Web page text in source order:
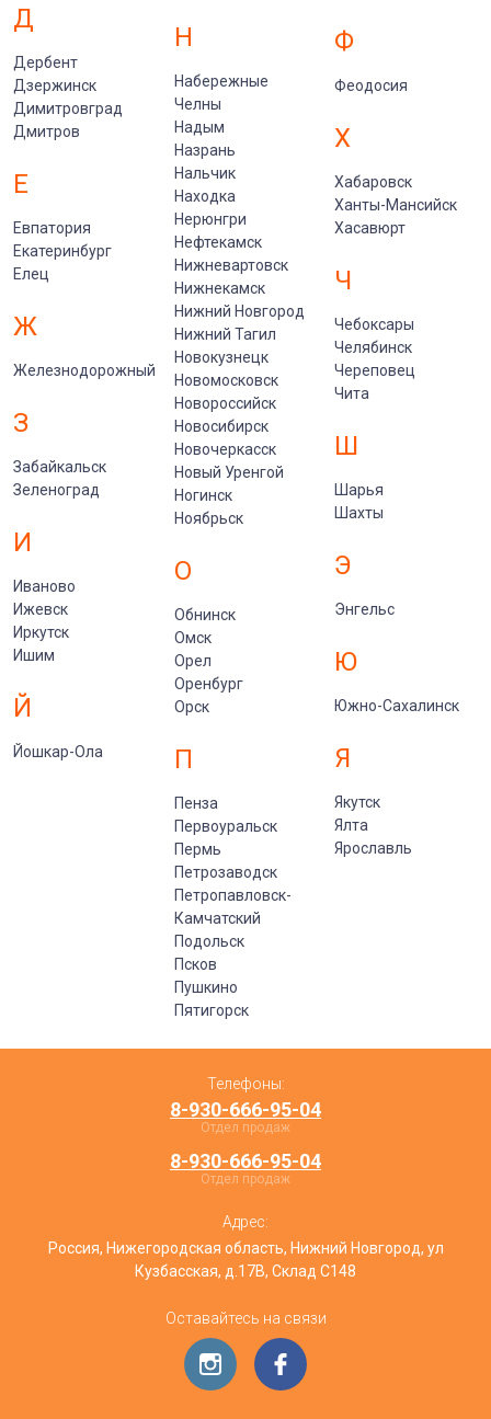
Д
Дербент
Дзержинск
Димитровград
Дмитров
Е
Евпатория
Екатеринбург
Елец
Ж
Железнодорожный
З
Забайкальск
Зеленоград
И
Иваново
Ижевск
Иркутск
Ишим
Й
Йошкар-Ола
Н
Набережные
Челны
Надым
Назрань
Нальчик
Находка
Нерюнгри
Нефтекамск
Нижневартовск
Нижнекамск
Нижний Новгород
Нижний Тагил
Новокузнецк
Новомосковск
Новороссийск
Новосибирск
Новочеркасск
Новый Уренгой
Ногинск
Ноябрьск
О
Обнинск
Омск
Орел
Оренбург
Орск
П
Пенза
Первоуральск
Пермь
Петрозаводск
Петропавловск-
Камчатский
Подольск
Псков
Пушкино
Пятигорск
Ф
Феодосия
Х
Хабаровск
Ханты-Мансийск
Хасавюрт
Ч
Чебоксары
Челябинск
Череповец
Чита
Ш
Шарья
Шахты
Э
Энгельс
Ю
Южно-Сахалинск
Я
Якутск
Ялта
Ярославль
Телефоны:
8-930-666-95-04
Отдел продаж
8-930-666-95-04
Отдел продаж
Адрес:
Россия, Нижегородская область, Нижний Новгород, ул
Кузбасская, д.17В, Склад С148
Оставайтесь на связи